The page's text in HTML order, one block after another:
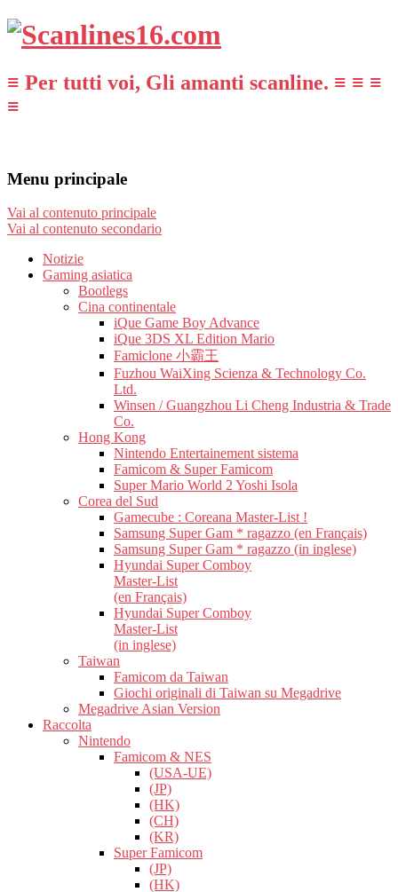
≡ Per tutti voi, Gli amanti scanline. ≡ ≡ ≡
≡
Menu principale
Vai al contenuto principale
Vai al contenuto secondario
Notizie
Gaming asiatica
Bootlegs
Cina continentale
iQue Game Boy Advance
iQue 3DS XL Edition Mario
Famiclone 小霸王
Fuzhou WaiXing Scienza & Technology Co.
Ltd.
Winsen / Guangzhou Li Cheng Industria & Trade
Co.
Hong Kong
Nintendo Entertainement sistema
Famicom & Super Famicom
Super Mario World 2 Yoshi Isola
Corea del Sud
Gamecube : Coreana Master-List !
Samsung Super Gam * ragazzo (en Français)
Samsung Super Gam * ragazzo (in inglese)
Hyundai Super Comboy
Master-List
(en Français)
Hyundai Super Comboy
Master-List
(in inglese)
Taiwan
Famicom da Taiwan
Giochi originali di Taiwan su Megadrive
Megadrive Asian Version
Raccolta
Nintendo
Famicom & NES
(USA-UE)
(JP)
(HK)
(CH)
(KR)
Super Famicom
(JP)
(HK)